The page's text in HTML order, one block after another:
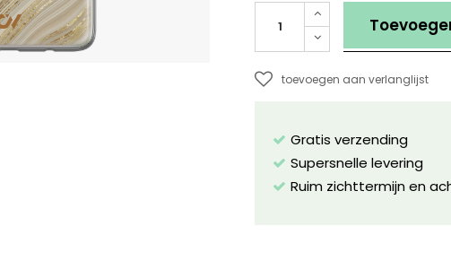
toevoegen aan verlanglijst
Gratis verzending
Supersnelle levering
Ruim zichttermijn en